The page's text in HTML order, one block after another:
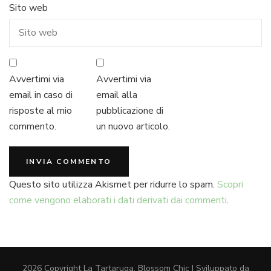
Sito web
Avvertimi via
email in caso di
risposte al mio
commento.
Avvertimi via
email alla
pubblicazione di
un nuovo articolo.
Questo sito utilizza Akismet per ridurre lo spam. Scopri
come vengono elaborati i dati derivati dai commenti.
2026 Copyright La Tartaruga. Blossom Chic | Sviluppato da